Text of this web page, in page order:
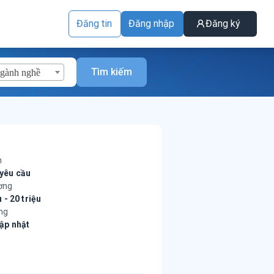
Đăng tin Đăng nhập Đăng ký
nghề Tìm kiếm
cầu
- 20 triệu
nhật